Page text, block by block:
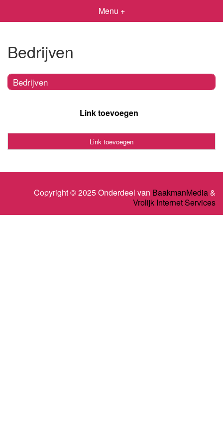
Menu +
Bedrijven
Bedrijven
Link toevoegen
Link toevoegen
Copyright © 2025 Onderdeel van BaakmanMedia&
Vrolijk Internet Services